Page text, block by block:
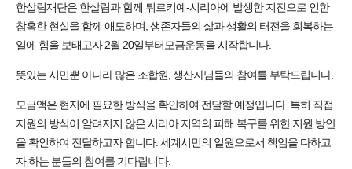
한살림재단은 한살림과 함께 튀르키예-시리아에 발생한 지진으로 인한
참혹한 현실을 함께 애도하며, 생존자들의 삶과 생활의 터전을 회복하는
일에 힘을 보태고자 2월 20일부터모금운동을 시작합니다.
뜻있는 시민뿐 아니라 많은 조합원, 생산자님들의 참여를 부탁드립니다.
모금액은 현지에 필요한 방식을 확인하여 전달할 예정입니다. 특히 직접
지원의 방식이 알려지지 않은 시리아 지역의 피해 복구를 위한 지원 방안
을 확인하여 전달하고자 합니다. 세계시민의 일원으로서 책임을 다하고
자 하는 분들의 참여를 기다립니다.